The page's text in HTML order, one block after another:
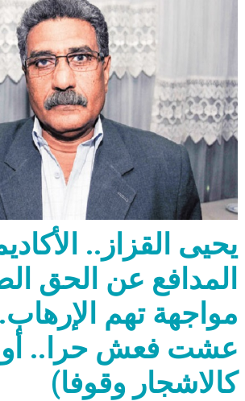
يحيى القزاز..
المدافع عن الحق
مواجهة تهم
عشت فعش حرا..
كالاشجار وقوفا)